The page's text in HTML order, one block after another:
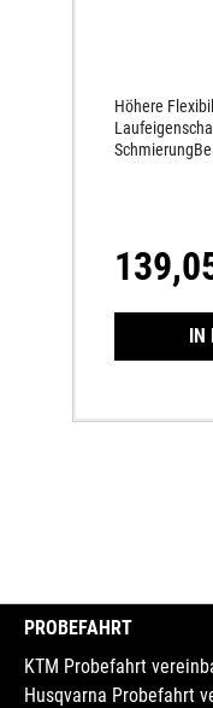
Höhere
IN
PROBEFAHRT
KTM Probefahrt
Husqvarna Probefahrt